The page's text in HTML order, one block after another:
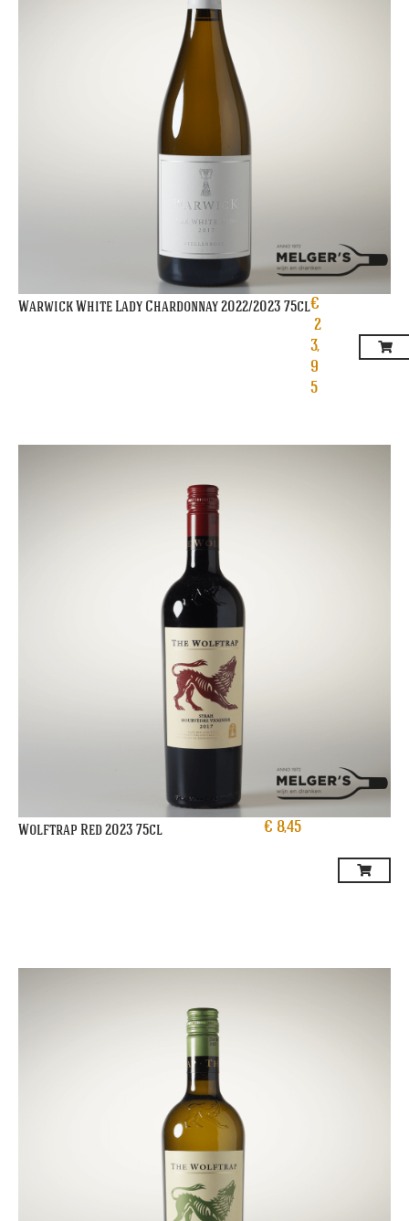
Warwick White Lady Chardonnay 2022/2023 75cl€
2
3,
9
5
Wolftrap Red 2023 75cl € 8,45